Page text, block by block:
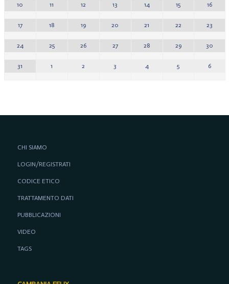
10 11 12 13 14 15 16
17 18 19 20 21 22 23
24 25 26 27 28 29 30
31 1 2 3 4 5 6
CHI SIAMO
LOGIN/REGISTRATI
CODICE ETICO
TRATTAMENTO DATI
PUBBLICAZIONI
VIDEO
TAGS